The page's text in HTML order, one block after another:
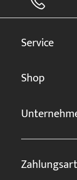
Service
Shop